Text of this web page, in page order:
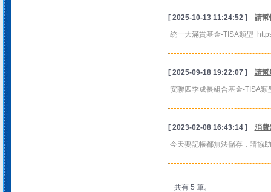
[ 2025-10-13 11:24:52 ]
請幫
統一大滿貫基金-TISA類型
[ 2025-09-18 19:22:07 ]
請幫
安聯四季成長組合基金-TISA
[ 2023-02-08 16:43:14 ]
消費
今天要記帳都無法儲存，請協
共有 5 筆。